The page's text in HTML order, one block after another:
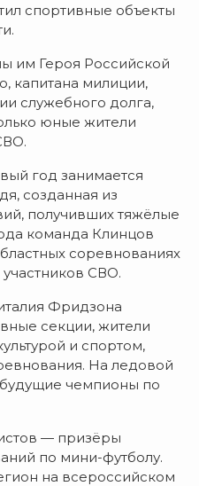
спортивные объекты
им Героя Российской
капитана милиции,
служебного долга,
юные жители
год занимается
созданная из
получивших тяжёлые
команда Клинцов
соревнованиях
СВО.
Фридзона
секции, жители
и спортом,
На ледовой
чемпионы по
— призёры
по мини-футболу.
на всероссийском